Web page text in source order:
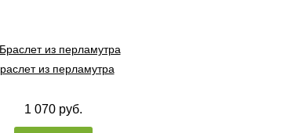
из перламутра
1 070 руб.